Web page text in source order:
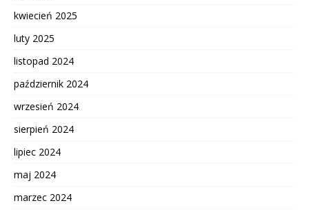
kwiecień 2025
luty 2025
listopad 2024
październik 2024
wrzesień 2024
sierpień 2024
lipiec 2024
maj 2024
marzec 2024